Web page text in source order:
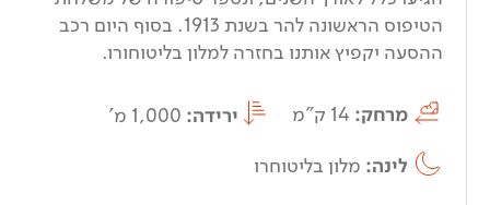
הטיפוס הראשונה להר בשנת 1913. בסוף היום רכב
ההסעה יקפיץ אותנו בחזרה למלון בליטוחורו.
מרחק: 14 ק"מ ירידה: 1,000 מ'
לינה: מלון בליטוחרו